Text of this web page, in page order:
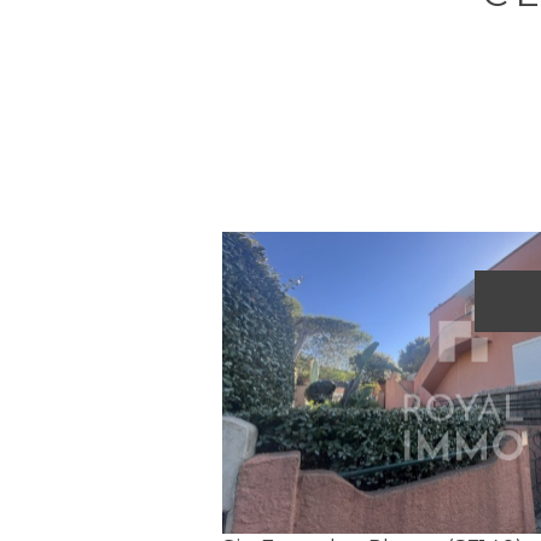
Voir le bien